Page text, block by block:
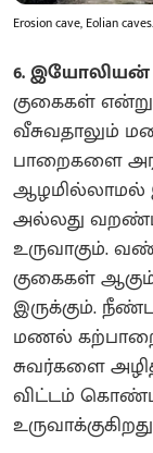
Erosion cave, Eolian
6. இயோலியன்
குகைகள்
பாறைகளை
ஆழமில்லாமல்
அல்லது வறண்ட
உருவாகும்.
குகைகள்
இருக்கும். நீண்ட
மணல்
சுவர்களை
விட்டம்